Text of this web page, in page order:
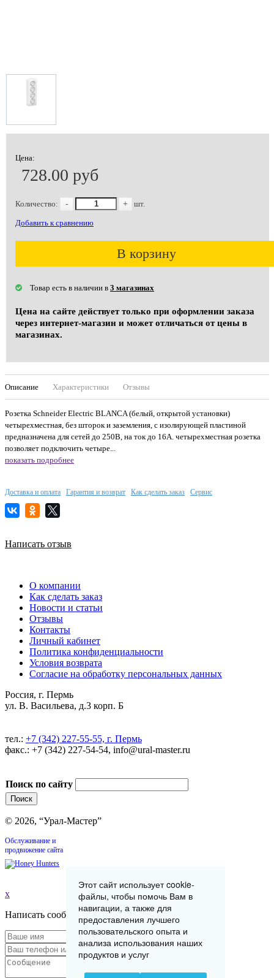
Цена:
728.00 руб
Количество: - + шт.
Добавить к сравнению
В корзину
Товар есть в наличии в 3 магазинах
Цена на сайте действует только при оформлении заказа
через интернет-магазин и может отличаться от цены в
магазинах.
Описание Характеристики Отзывы
Розетка Schneider Electric BLANCA (белый, открытой установки)
четырехместная, без шторок и заземления, с изолирующей пластиной
предназначена для сетей до 250В, на ток до 16А. четырехместная розетка
позволяет подключить четыре...
показать подробнее
Доставка и оплата Гарантия и возврат Как сделать заказ Сервис
Написать отзыв
О компании
Как сделать заказ
Новости и статьи
Отзывы
Контакты
Личный кабинет
Политика конфиденциальности
Условия возврата
Согласие на обработку персональных данных
Россия, г. Пермь
ул. В. Васильева, д.3 корп. Б
тел.: +7 (342) 227-55-55, г. Пермь
факс.: +7 (342) 227-54-54, info@ural-master.ru
Поиск по сайту
© 2026, “Урал-Мастер”
Обслуживание и
продвижение сайта
x
Написать сообщение
Этот сайт использует cookie-
файлы, чтобы помочь Вам в
навигации, а также для
предоставления лучшего
пользовательского опыта и
анализа использования наших
продуктов и услуг